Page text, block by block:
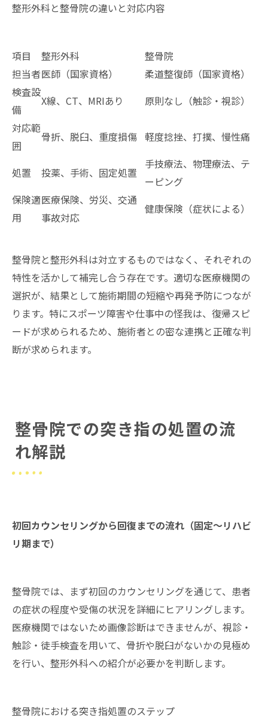
整形外科と整骨院の違いと対応内容
項目 整形外科
整骨院
担当者医師（国家資格）
柔道整復師（国家資格）
検査設
備
X線、CT、MRIあり
原則なし（触診・視診）
対応範
囲
骨折、脱臼、重度損傷 軽度捻挫、打撲、慢性痛
処置 投薬、手術、固定処置
手技療法、物理療法、テ
ーピング
保険適
用
医療保険、労災、交通
事故対応
健康保険（症状による）
整骨院と整形外科は対立するものではなく、それぞれの
特性を活かして補完し合う存在です。適切な医療機関の
選択が、結果として施術期間の短縮や再発予防につなが
ります。特にスポーツ障害や仕事中の怪我は、復帰スピ
ードが求められるため、施術者との密な連携と正確な判
断が求められます。
整骨院での突き指の処置の流
れ解説
初回カウンセリングから回復までの流れ（固定～リハビ
リ期まで）
整骨院では、まず初回のカウンセリングを通じて、患者
の症状の程度や受傷の状況を詳細にヒアリングします。
医療機関ではないため画像診断はできませんが、視診・
触診・徒手検査を用いて、骨折や脱臼がないかの見極め
を行い、整形外科への紹介が必要かを判断します。
整骨院における突き指処置のステップ